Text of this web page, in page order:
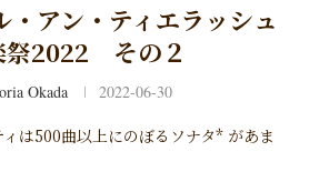
・アン・ティエラッシュ
祭2022 その２
Okada 2022-06-30
は500曲以上にのぼるソナタ* があま